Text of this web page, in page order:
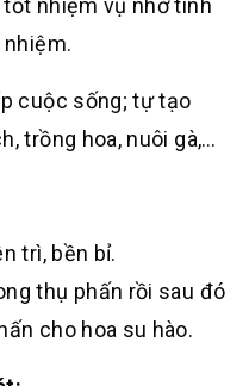
nhiệm vụ nhờ tình
cuộc sống; tự tạo
trồng hoa, nuôi gà,…
trì, bền bỉ.
thụ phấn rồi sau đó
cho hoa su hào.